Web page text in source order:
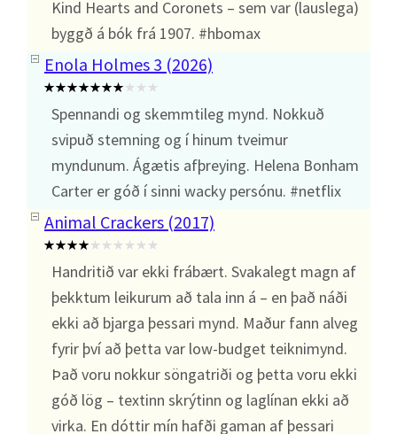
Kind Hearts and Coronets – sem var (lauslega)
byggð á bók frá 1907. #hbomax
Enola Holmes 3 (2026)
Spennandi og skemmtileg mynd. Nokkuð
svipuð stemning og í hinum tveimur
myndunum. Ágætis afþreying. Helena Bonham
Carter er góð í sinni wacky persónu. #netflix
Animal Crackers (2017)
Handritið var ekki frábært. Svakalegt magn af
þekktum leikurum að tala inn á – en það náði
ekki að bjarga þessari mynd. Maður fann alveg
fyrir því að þetta var low-budget teiknimynd.
Það voru nokkur söngatriði og þetta voru ekki
góð lög – textinn skrýtinn og laglínan ekki að
virka. En dóttir mín hafði gaman af þessari